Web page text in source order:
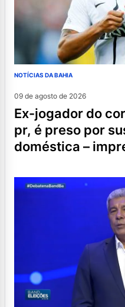
NOTÍCIAS DA BAHIA
09 de agosto de 2026
ex-jogador do corinthians e athletico-
pr, é preso por
doméstica –